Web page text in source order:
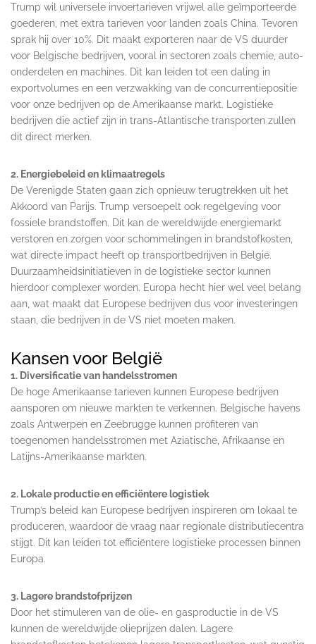
Trump wil universele invoertarieven vrijwel alle geïmporteerde
goederen, met extra tarieven voor landen zoals China. Tevoren
sprak hij over 10%. Dit maakt exporteren naar de VS duurder
voor Belgische bedrijven, vooral in sectoren zoals chemie, auto-
onderdelen en machines. Dit kan leiden tot een daling in
exportvolumes en een verzwakking van de concurrentiepositie
voor onze bedrijven op de Amerikaanse markt. Logistieke
bedrijven die actief zijn in trans-Atlantische transporten zullen
dit direct merken.
2. Energiebeleid en klimaatregels
De Verenigde Staten gaan zich opnieuw terugtrekken uit het
Akkoord van Parijs. Trump versoepelt ook regelgeving voor
fossiele brandstoffen. Dit kan de wereldwijde energiemarkt
verstoren en zorgen voor schommelingen in brandstofkosten,
wat directe impact heeft op transportbedrijven in België.
Duurzaamheidsinitiatieven in de logistieke sector kunnen
hierdoor complexer worden. Europa hecht hier wel veel belang
aan, wat maakt dat Europese bedrijven dus voor investeringen
staan, die bedrijven in de VS niet moeten maken.
Kansen voor België
1. Diversificatie van handelsstromen
De hoge Amerikaanse tarieven kunnen Europese bedrijven
aansporen om nieuwe markten te verkennen. Belgische havens
zoals Antwerpen en Zeebrugge kunnen profiteren van
toegenomen handelsstromen met Aziatische, Afrikaanse en
Latijns-Amerikaanse markten.
2. Lokale productie en efficiëntere logistiek
Trump’s beleid kan Europese bedrijven inspireren om lokaal te
produceren, waardoor de vraag naar regionale distributiecentra
stijgt. Dit kan leiden tot efficiëntere logistieke processen binnen
Europa.
3. Lagere brandstofprijzen
Door het stimuleren van de olie- en gasproductie in de VS
kunnen de wereldwijde olieprijzen dalen. Lagere